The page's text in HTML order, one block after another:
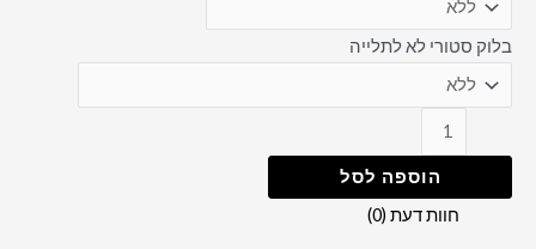
בלוק סטורי לא לתלייה
הוספה לסל
חוות דעת (0)